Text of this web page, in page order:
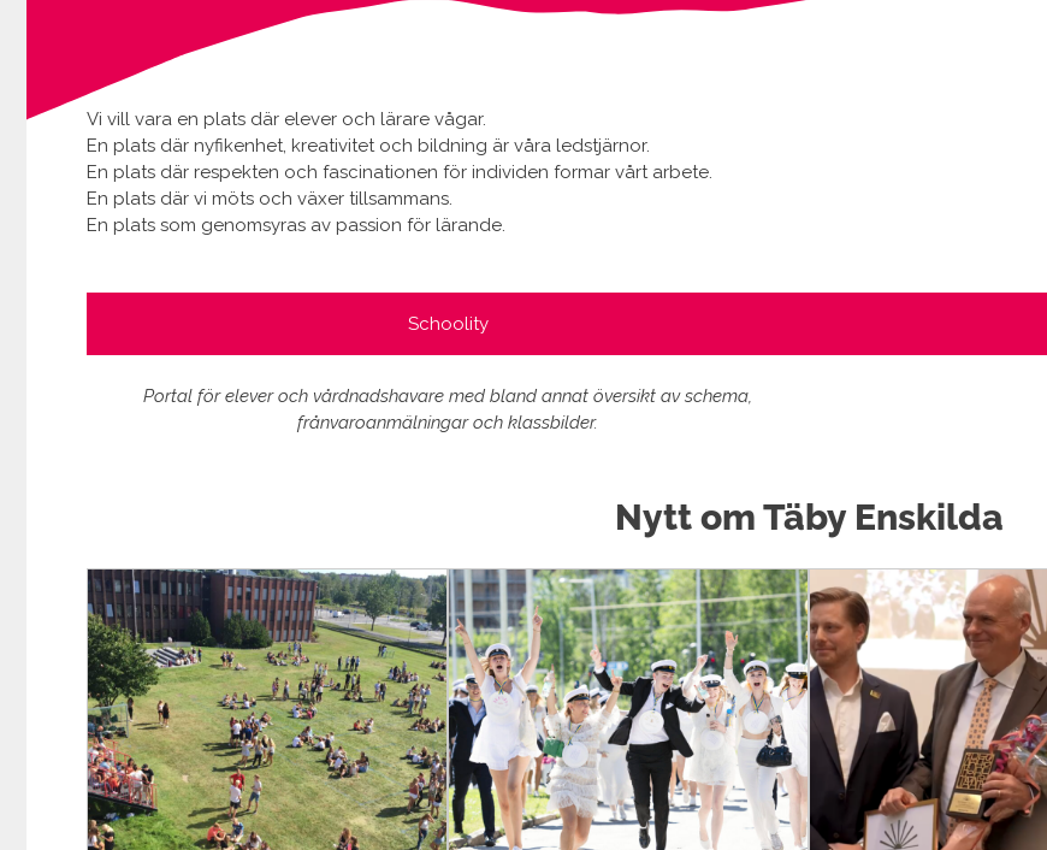
Vi vill vara en plats där elever och lärare vågar.
En plats där nyfikenhet, kreativitet och bildning är våra ledstjärnor.
En plats där respekten och fascinationen för individen formar vårt arbete.
En plats där vi möts och växer tillsammans.
En plats som genomsyras av passion för lärande.
Schoolity
Portal för elever och vårdnadshavare med bland annat översikt av schema,
frånvaroanmälningar och klassbilder.
Nytt om Täby Enskilda